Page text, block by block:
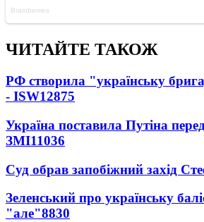
ЧИТАЙТЕ ТАКОЖ
РФ створила "українську
- ISW12875
Україна поставила Путіна
ЗМІ11036
Суд обрав запобіжний захід
Зеленський про українську
"але"8830